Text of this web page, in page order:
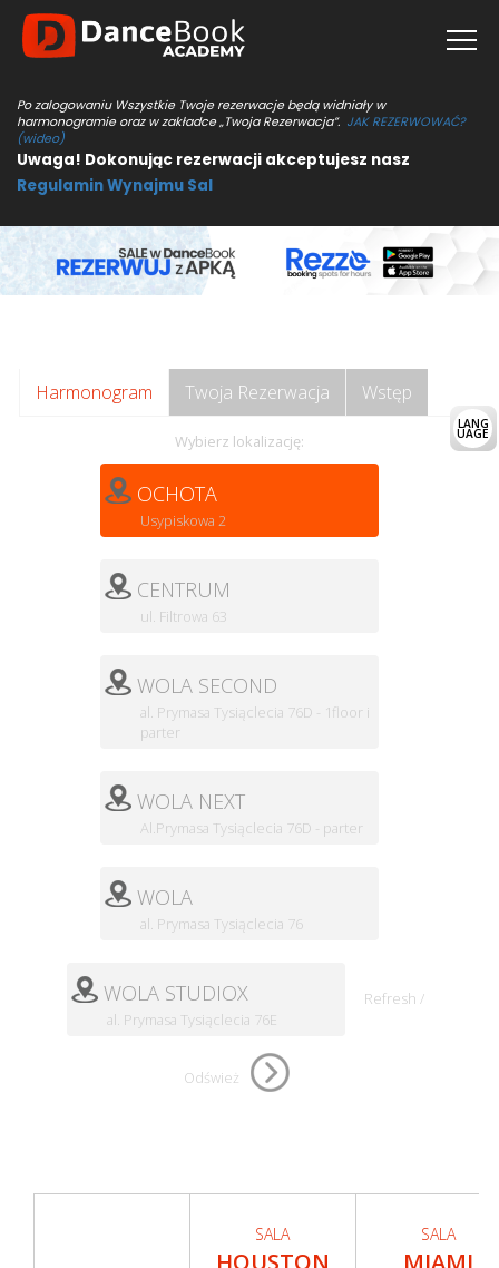
Po zalogowaniu Wszystkie Twoje rezerwacje będą widniały w
harmonogramie oraz w zakładce „Twoja Rezerwacja”. JAK REZERWOWAĆ?
(wideo)
Uwaga! Dokonując rezerwacji akceptujesz nasz
Regulamin Wynajmu Sal